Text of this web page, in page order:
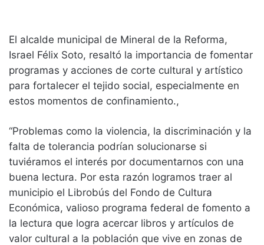
El alcalde municipal de Mineral de la Reforma,
Israel Félix Soto, resaltó la importancia de fomentar
programas y acciones de corte cultural y artístico
para fortalecer el tejido social, especialmente en
estos momentos de confinamiento.,
“Problemas como la violencia, la discriminación y la
falta de tolerancia podrían solucionarse si
tuviéramos el interés por documentarnos con una
buena lectura. Por esta razón logramos traer al
municipio el Librobús del Fondo de Cultura
Económica, valioso programa federal de fomento a
la lectura que logra acercar libros y artículos de
valor cultural a la población que vive en zonas de